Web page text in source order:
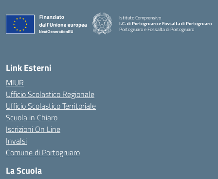
Istituto Comprensivo
I.C. di Portogruaro e Fossalta di Portogruaro
Portogruaro e Fossalta di Portogruaro
— Visita la pagina iniziale della scuola
Link Esterni
MIUR
Ufficio Scolastico Regionale
Ufficio Scolastico Territoriale
Scuola in Chiaro
Iscrizioni On Line
Invalsi
Comune di Portogruaro
La Scuola